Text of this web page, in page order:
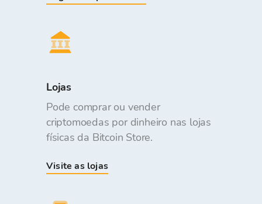
Lojas
Pode comprar ou vender
criptomoedas por dinheiro nas lojas
físicas da Bitcoin Store.
Visite as lojas